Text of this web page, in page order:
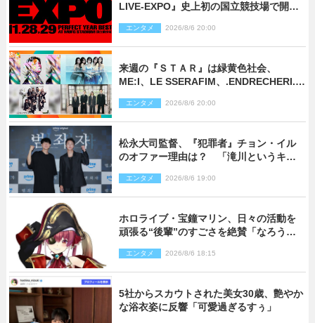
LIVE‐EXPO』史上初の国立競技場で開催
エンタメ 2026/8/6 20:00
来週の『ＳＴＡＲ』は緑黄色社会、
ME:I、LE SSERAFIM、.ENDRECHERI.が
エンタメ 2026/8/6 20:00
松永大司監督、『犯罪者』チョン・イル
のオファー理由は？ 「滝川というキャ
かった」
エンタメ 2026/8/6 19:00
ホロライブ・宝鐘マリン、日々の活動を
頑張る“後輩”のすごさを絶賛「なろう系
エンタメ 2026/8/6 18:15
5社からスカウトされた美女30歳、艶やか
な浴衣姿に反響「可愛過ぎるすぅ」